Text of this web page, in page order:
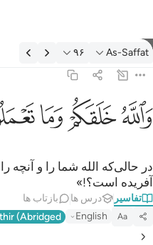
تفسیر: As-Saffat ۹۶:۳۷
As-Saffat ۹۶
والله خلقكم وما تعملون ٩٦
وَٱللَّهُ خَلَقَكُمْ وَمَا تَعْمَلُونَ ٩٦
ﲤﲥﲦ
در حالی‌که الله شما را و آنچه
آفریده است؟!»
تفاسیر درس ها بازتاب ها
Aa
English
(Abridged)